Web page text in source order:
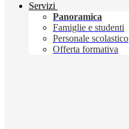
Servizi
Panoramica
Famiglie e studenti
Personale scolastico
Offerta formativa